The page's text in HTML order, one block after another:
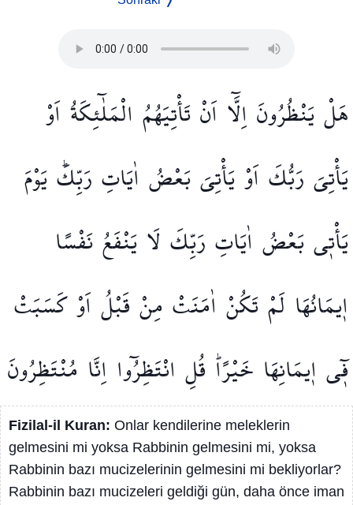
هَلْيَنْظُرُونَاِلَّٓا اَنْتَأْتِيَهُمُ الْمَلٰٓئِكَةُاَوْ
يَأْتِيَ رَبُّكَاَوْيَأْتِيَبَعْضُ اٰيَاتِ رَبِّكَۜيَوْمَ
يَأْت۪يبَعْضُ اٰيَاتِ رَبِّكَ لَا يَنْفَعُنَفْسًا
ا۪يمَانُهَا لَمْتَكُنْ اٰمَنَتْ مِنْ قَبْلُاَوْكَسَبَتْ
ف۪ٓي ا۪يمَانِهَا خَيْرًاۜ قُلِ انْتَظِرُٓوا اِنَّا مُنْتَظِرُونَ
Fizilal-il Kuran: Onlar kendilerine meleklerin
gelmesini mi yoksa Rabbinin gelmesini mi, yoksa
Rabbinin bazı mucizelerinin gelmesini mi bekliyorlar?
Rabbinin bazı mucizeleri geldiği gün, daha önce iman